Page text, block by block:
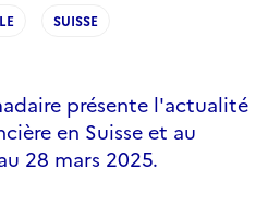
SUISSE
présente l'actualité
en Suisse et au
28 mars 2025.